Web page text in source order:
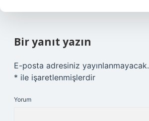
Bir yanıt yazın
E-posta adresiniz yayınlanmayacak.
* ile işaretlenmişlerdir
Yorum